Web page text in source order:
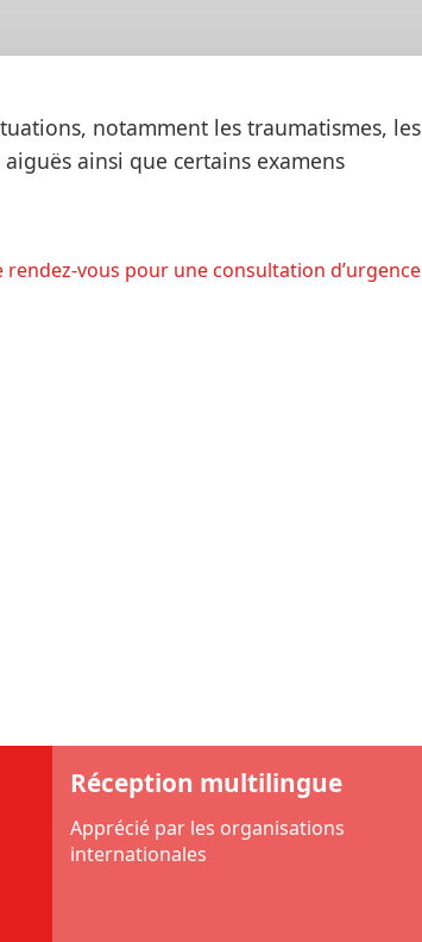
notamment les traumatismes, les
ainsi que certains examens
rendez-vous pour une consultation d’urgence
Réception multilingue
Apprécié par les organisations
internationales